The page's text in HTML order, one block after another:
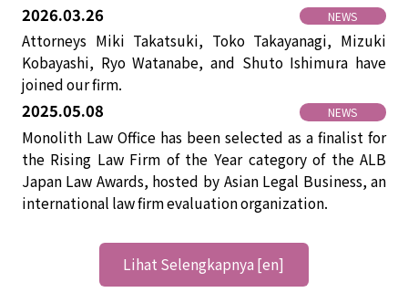
2026.03.26 NEWS
Attorneys Miki Takatsuki, Toko Takayanagi, Mizuki
Kobayashi, Ryo Watanabe, and Shuto Ishimura have
joined our firm.
2025.05.08 NEWS
Monolith Law Office has been selected as a finalist for
the Rising Law Firm of the Year category of the ALB
Japan Law Awards, hosted by Asian Legal Business, an
international law firm evaluation organization.
Lihat Selengkapnya [en]